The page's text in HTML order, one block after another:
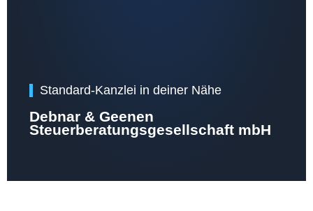
Standard-Kanzlei in deiner Nähe
Debnar & Geenen
Steuerberatungsgesellschaft mbH